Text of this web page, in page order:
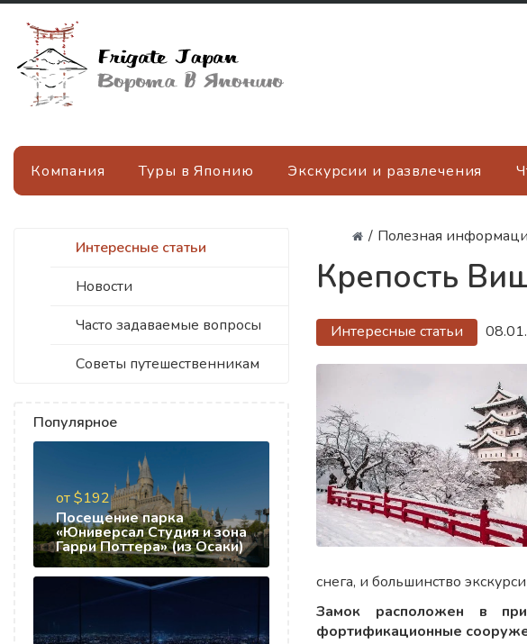
Компания Туры в Японию Экскурсии и развлечения
/ Полезная
Крепость
Интересные статьи
Новости
Часто задаваемые вопросы
Советы путешественникам
Популярное
от $192
Посещение парка
«Юниверсал Студия и зона
Гарри Поттера» (из Осаки)
Интересные статьи
снега, и большинство
Замок расположен в
фортификационные